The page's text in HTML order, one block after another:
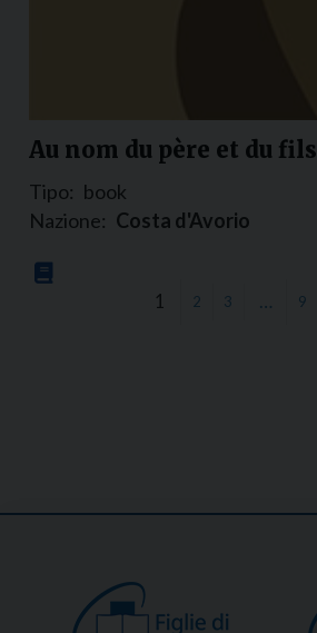
Au nom du père et du fils
Tipo: book
Nazione: Costa d'Avorio
1 2 3 … 9